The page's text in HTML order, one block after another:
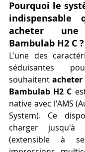
Pourquoi le
acheter une
Bambulab H2 C ?
L'une des
séduisantes
souhaitent
Bambulab H2 C
native avec l'AMS
System). Ce
charger jusqu'à
(extensible à